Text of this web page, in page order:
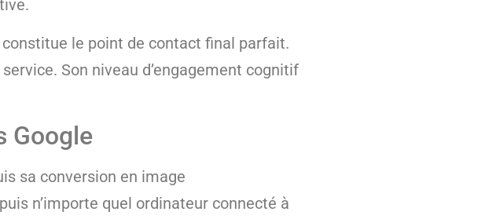
le point de contact final parfait.
Son niveau d’engagement cognitif
Google
sa conversion en image
n’importe quel ordinateur connecté à